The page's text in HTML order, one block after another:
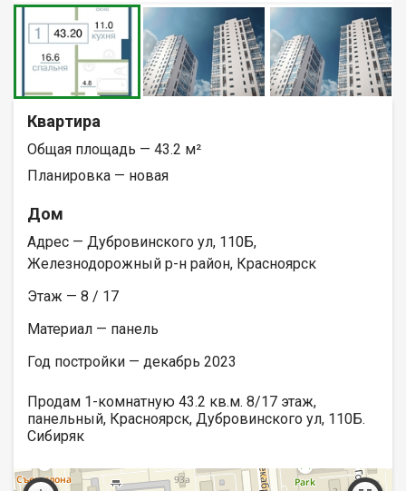
Квартира
Общая площадь — 43.2 м²
Планировка — новая
Дом
Адрес — Дубровинского ул, 110Б,
Железнодорожный р-н район, Красноярск
Этаж — 8 / 17
Материал — панель
Год постройки — декабрь 2023
Продам 1-комнатную 43.2 кв.м. 8/17 этаж,
панельный, Красноярск, Дубровинского ул, 110Б.
Сибиряк